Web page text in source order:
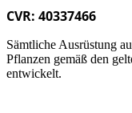
CVR: 40337466
Sämtliche Ausrüstung
Pflanzen gemäß den
entwickelt.